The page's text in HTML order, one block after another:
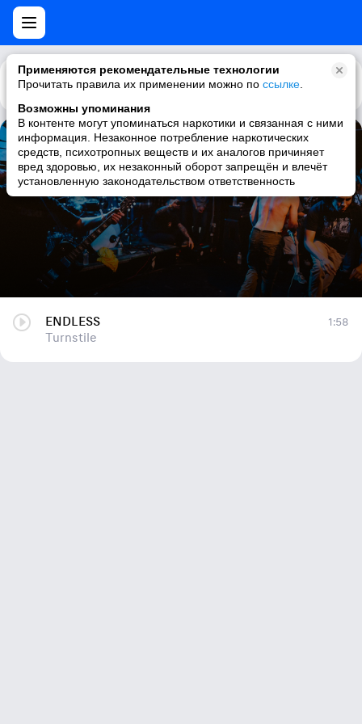
Применяются рекомендательные технологии
Прочитать правила их применении можно по ссылке
Возможны упоминания
В контенте могут упоминаться наркотики и связанная с ними
информация. Незаконное потребление наркотических
средств, психотропных веществ и их аналогов причиняет
вред здоровью, их незаконный оборот запрещён и влечёт
установленную законодательством ответственность
Каталог Рекомендации
ENDLESS
Turnstile
ENDLESS
Turnstile
1:58